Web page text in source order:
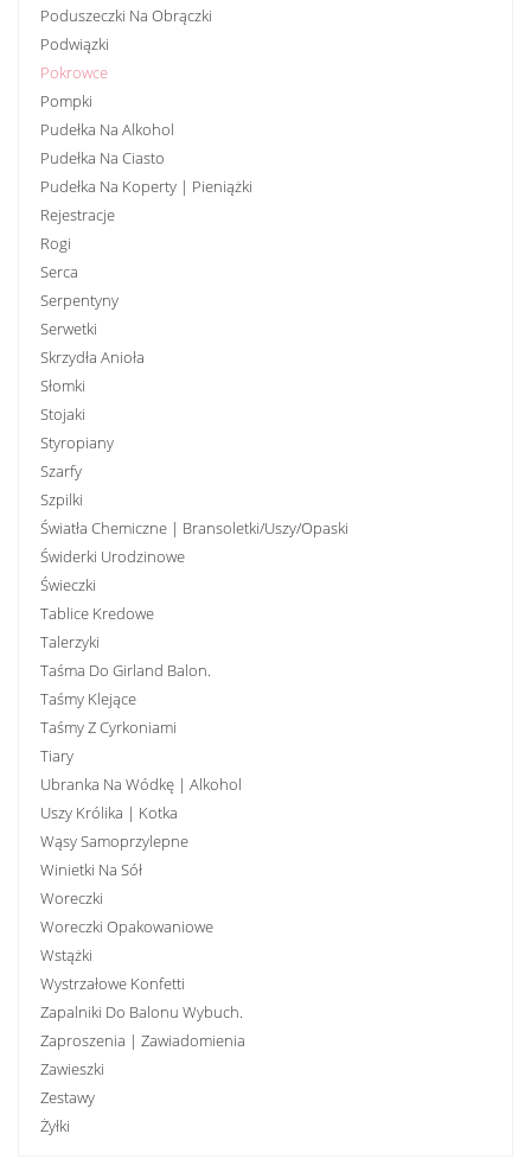
Poduszeczki Na Obrączki
Podwiązki
Pokrowce
Pompki
Pudełka Na Alkohol
Pudełka Na Ciasto
Pudełka Na Koperty | Pieniążki
Rejestracje
Rogi
Serca
Serpentyny
Serwetki
Skrzydła Anioła
Słomki
Stojaki
Styropiany
Szarfy
Szpilki
Światła Chemiczne | Bransoletki/uszy/opaski
Świderki Urodzinowe
Świeczki
Tablice Kredowe
Talerzyki
Taśma Do Girland Balon.
Taśmy Klejące
Taśmy Z Cyrkoniami
Tiary
Ubranka Na Wódkę | Alkohol
Uszy Królika | Kotka
Wąsy Samoprzylepne
Winietki Na Sół
Woreczki
Woreczki Opakowaniowe
Wstążki
Wystrzałowe Konfetti
Zapalniki Do Balonu Wybuch.
Zaproszenia | Zawiadomienia
Zawieszki
Zestawy
Żyłki